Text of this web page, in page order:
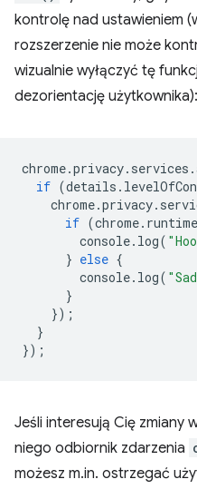
kontrolę nad ustawieniem
rozszerzenie nie może
wizualnie wyłączyć tę
dezorientację użytkownika):
chrome.privacy. services .
if (details .
chrome.privacy.
if (chrome. runtime
console. log(
} else {
console. log(
}
});
}
});
Jeśli interesują Cię zmiany
niego odbiornik zdarzenia
możesz m.in. ostrzegać